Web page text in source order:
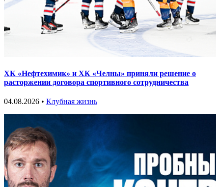
ХК «Нефтехимик» и ХК «Челны» приняли решение о
расторжении договора спортивного сотрудничества
04.08.2026 • Клубная жизнь